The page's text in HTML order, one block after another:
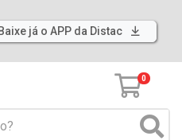
já o APP da Distac
0